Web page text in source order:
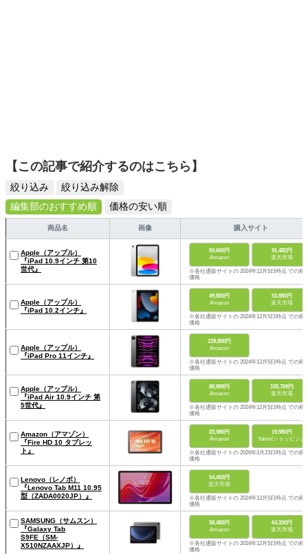
【この記事で紹介するのはこちら】
絞り込み
絞り込み解除
編集部のおすすめ順
価格の安い順
商品名 画像 購入サイト
Apple（アップル）
『iPad 10.9インチ 第10
世代』
50,600円
Amazon
91,482円
楽天市場
※各社通販サイトの 2024年12月5日時点 での税
価格
Apple（アップル）
『iPad 10.2インチ』
49,800円
Amazon
53,880円
楽天市場
※各社通販サイトの 2024年12月5日時点 での税
価格
Apple（アップル）
『iPad Pro 11インチ』
129,800円
Amazon
※各社通販サイトの 2024年12月5日時点 での税
価格
Apple（アップル）
『iPad Air 10.9インチ 第
5世代』
80,889円
Amazon
105,769円
楽天市場
※各社通販サイトの 2024年12月5日時点 での税
価格
Amazon（アマゾン）
『Fire HD 10 タブレッ
ト』
23,980円
Amazon
19,980円
Yahoo!ショッピング
※各社通販サイトの 2026年3月23日時点 での税
価格
Lenovo（レノボ）
『Lenovo Tab M11 10.95
型（ZADA0020JP）』
54,450円
楽天市場
※各社通販サイトの 2024年12月5日時点 での税
価格
SAMSUNG（サムスン）
『Galaxy Tab
S9FE（SM-
X510NZAAXJP）』
58,480円
Amazon
64,330円
楽天市場
※各社通販サイトの 2024年12月5日時点 での税
価格